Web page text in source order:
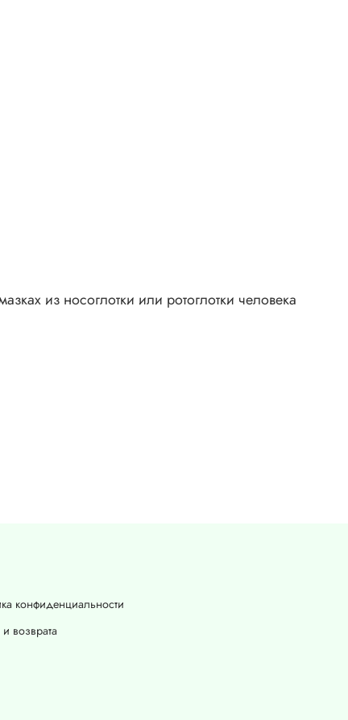
из носоглотки или ротоглотки человека
конфиденциальности
возврата